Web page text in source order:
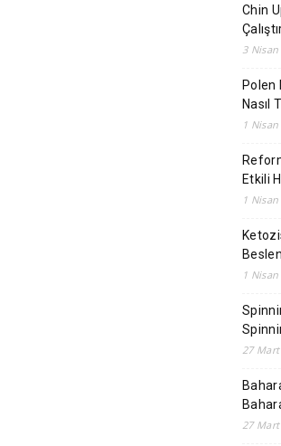
Chin
3 Nisan
Polen
Nasıl
1
Etkili
1
1
27
27